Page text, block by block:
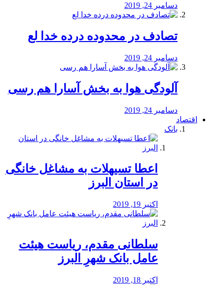
دسامبر 24, 2019
تصادف در محدوده درده خدا لع
دسامبر 24, 2019
آلودگی هوا به بخش آسارا هم رسی
دسامبر 24, 2019
اقتصاد
بانک
️اعطا تسیهلات به مشاغل خانگی
در استان البرز
اکتبر 19, 2019
سلطانی مقدم، ریاست هیئت
عامل بانک شهرِ البرز
اکتبر 18, 2019